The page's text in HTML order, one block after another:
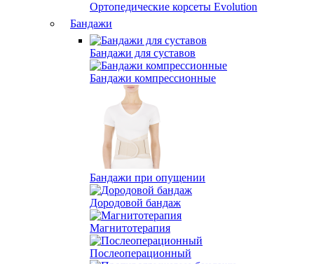
Ортопедические корсеты Evolution
Бандажи
Бандажи для суставов
Бандажи компрессионные
Бандажи при опущении
Дородовой бандаж
Магнитотерапия
Послеоперационный